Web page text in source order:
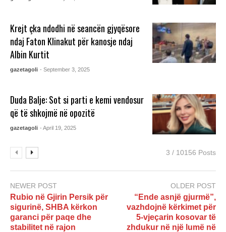
Krejt çka ndodhi në seancën gjyqësore
ndaj Faton Klinakut për kanosje ndaj
Albin Kurtit
gazetagoli - September 3, 2025
Duda Balje: Sot si parti e kemi vendosur
që të shkojmë në opozitë
gazetagoli - April 19, 2025
3 / 10156 Posts
NEWER POST
Rubio në Gjirin Persik për
sigurinë, SHBA kërkon
garanci për paqe dhe
stabilitet në rajon
OLDER POST
“Ende asnjë gjurmë”,
vazhdojnë kërkimet për
5-vjeçarin kosovar të
zhdukur në një lumë në